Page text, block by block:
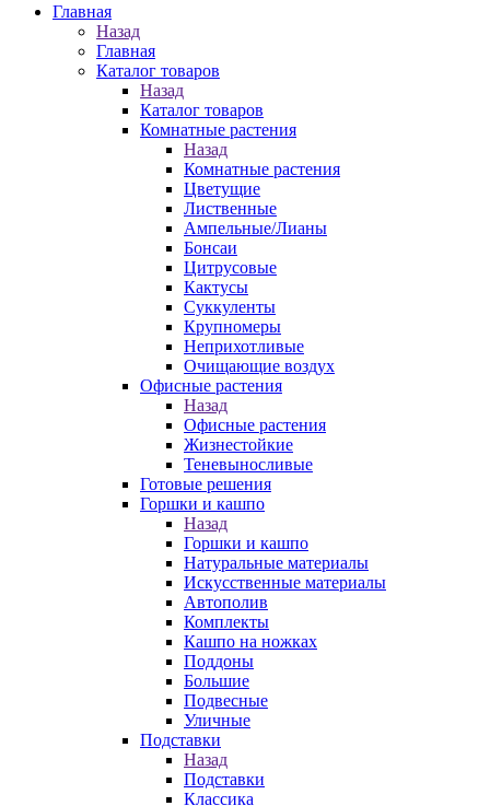
Главная
Назад
Главная
Каталог товаров
Назад
Каталог товаров
Комнатные растения
Назад
Комнатные растения
Цветущие
Лиственные
Ампельные/Лианы
Бонсаи
Цитрусовые
Кактусы
Суккуленты
Крупномеры
Неприхотливые
Очищающие воздух
Офисные растения
Назад
Офисные растения
Жизнестойкие
Теневыносливые
Готовые решения
Горшки и кашпо
Назад
Горшки и кашпо
Натуральные материалы
Искусственные материалы
Автополив
Комплекты
Кашпо на ножках
Поддоны
Большие
Подвесные
Уличные
Подставки
Назад
Подставки
Классика